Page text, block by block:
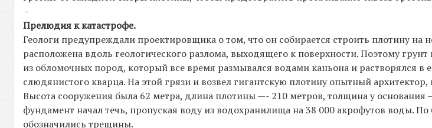
-
Прелюдия к катастрофе.
Геологи предупреждали проектировщика о том, что он собирается строить плотину на
расположена вдоль геологического разлома, выходящего к поверхности. Поэтому
из обломочных пород, который все время размывался водами каньона и растворялся в
слюдянистого кварца. На этой грязи и возвел гигантскую плотину опытный
Высота сооружения была 62 метра, длина плотины —- 210 метров, толщина у основания
фундамент начал течь, пропуская воду из водохранилища на 38 000 акрофутов воды.
обозначились трещины.